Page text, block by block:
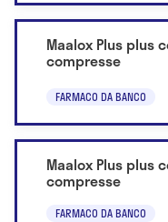
Maalox Plus plus
compresse
FARMACO DA BANCO
Maalox Plus plus
compresse
FARMACO DA BANCO